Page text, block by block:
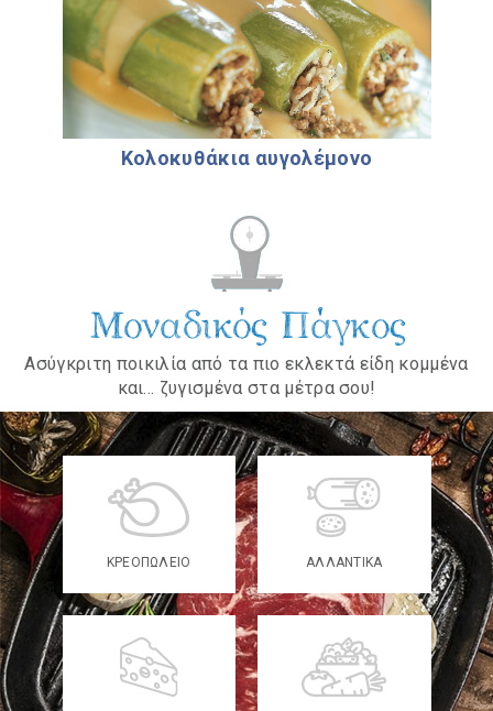
Κολοκυθάκια αυγολέµονο
Μοναδικός Πάγκος
Ασύγκριτη ποικιλία από τα πιο εκλεκτά είδη κομμένα
και... ζυγισμένα στα μέτρα σου!
ΚΡΕΟΠΩΛΕΙΟ ΑΛΛΑΝΤΙΚΑ